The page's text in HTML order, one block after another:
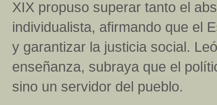
XIX propuso superar tanto el
individualista, afirmando que el
y garantizar la justicia social.
enseñanza, subraya que el
sino un servidor del pueblo.